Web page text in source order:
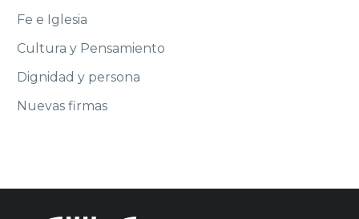
Fe e Iglesia
Cultura y Pensamiento
Dignidad y persona
Nuevas firmas